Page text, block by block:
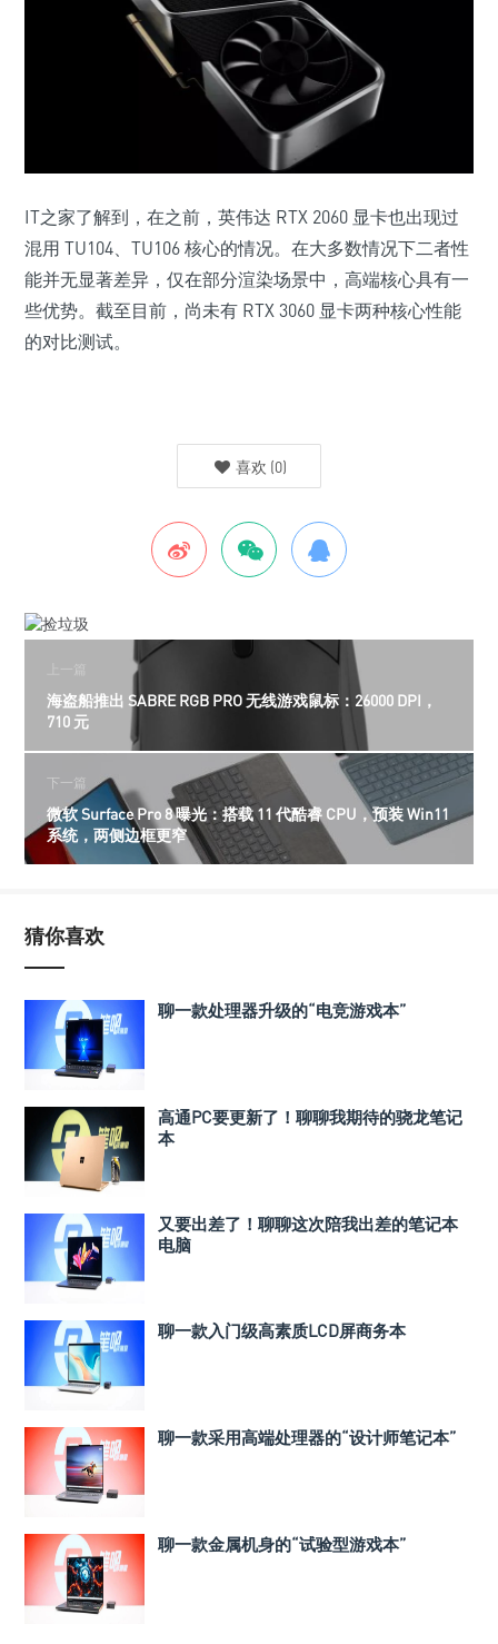
IT之家了解到，在之前，英伟达 RTX 2060 显卡也出现过
混用 TU104、TU106 核心的情况。在大多数情况下二者性
能并无显著差异，仅在部分渲染场景中，高端核心具有一
些优势。截至目前，尚未有 RTX 3060 显卡两种核心性能
的对比测试。
喜欢 (0)
上一篇
海盗船推出 SABRE RGB PRO 无线游戏鼠标：26000 DPI，
710 元
下一篇
微软 Surface Pro 8 曝光：搭载 11 代酷睿 CPU，预装 Win11
系统，两侧边框更窄
猜你喜欢
聊一款处理器升级的“电竞游戏本”
高通PC要更新了！聊聊我期待的骁龙笔记
本
又要出差了！聊聊这次陪我出差的笔记本
电脑
聊一款入门级高素质LCD屏商务本
聊一款采用高端处理器的“设计师笔记本”
聊一款金属机身的“试验型游戏本”